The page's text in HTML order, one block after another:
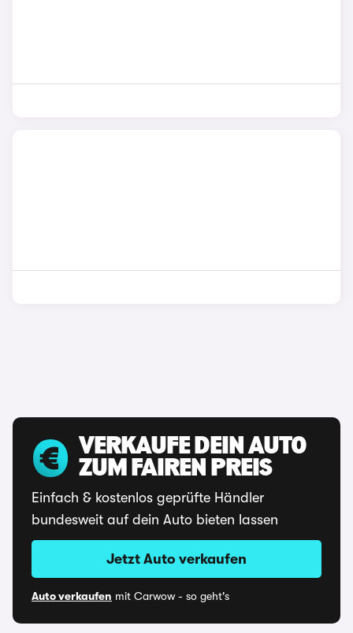
VERKAUFE DEIN AUTO
ZUM FAIREN PREIS
Einfach & kostenlos geprüfte Händler
bundesweit auf dein Auto bieten lassen
Jetzt Auto verkaufen
Auto verkaufen mit Carwow - so geht's